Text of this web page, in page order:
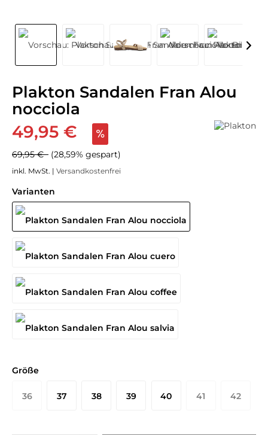
Plakton Sandalen Fran Alou
nocciola
49,95 €
69,95 € (28,59% gespart)
inkl. MwSt. | Versandkostenfrei
Varianten
Größe
36 37 38 39 40 41 42